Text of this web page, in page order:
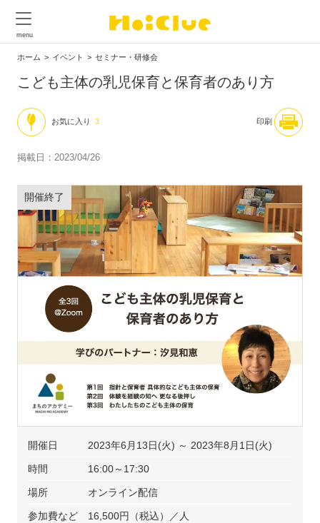
ホーム イベント セミナー・研修会
こども主体の乳児保育と保育者のあり方
お気に入り 3 印刷
掲載日：2023/04/26
開催終了
開催日 2023年6月13日(火) ～ 2023年8月1日(火)
時間 16:00～17:30
場所 オンライン配信
参加費など 16,500円（税込）／人